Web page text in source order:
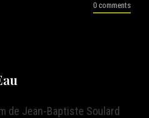
0 comments
de Jean-Baptiste Soulard